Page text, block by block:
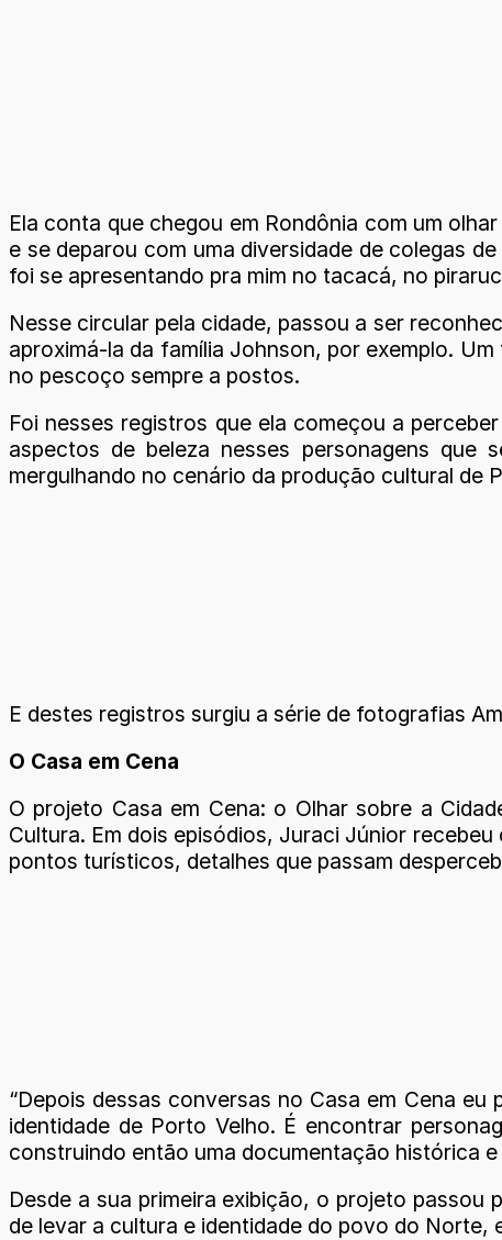
Ela conta que chegou em Rondônia com um
e se deparou com uma diversidade de colegas
foi se apresentando pra mim no tacacá, no
Nesse circular pela cidade, passou a ser
aproximá-la da família Johnson, por exemplo.
no pescoço sempre a postos.
Foi nesses registros que ela começou a
aspectos de beleza nesses personagens que
mergulhando no cenário da produção cultural de
E destes registros surgiu a série de fotografias
O Casa em Cena
O projeto Casa em Cena: o Olhar sobre a
Cultura. Em dois episódios, Juraci Júnior
pontos turísticos, detalhes que passam
“Depois dessas conversas no Casa em Cena
identidade de Porto Velho. É encontrar
construindo então uma documentação histórica
Desde a sua primeira exibição, o projeto
de levar a cultura e identidade do povo do